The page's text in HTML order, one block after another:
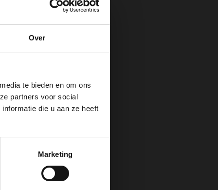
Over
te bieden en om ons
partners voor social
die u aan ze heeft
Marketing